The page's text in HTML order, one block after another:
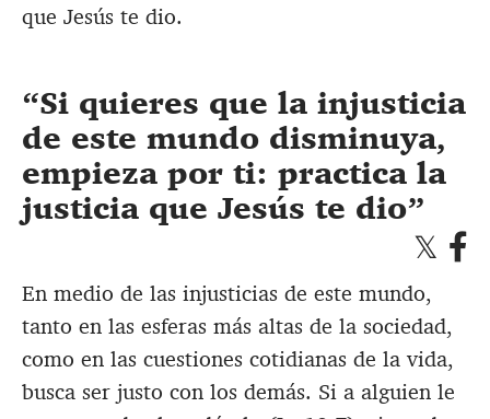
que Jesús te dio.
Si quieres que la injusticia
de este mundo disminuya,
empieza por ti: practica la
justicia que Jesús te dio
En medio de las injusticias de este mundo,
tanto en las esferas más altas de la sociedad,
como en las cuestiones cotidianas de la vida,
busca ser justo con los demás. Si a alguien le